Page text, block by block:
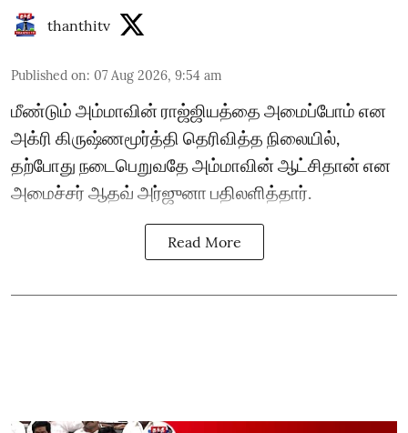
thanthitv
Published on: 07 Aug 2026, 9:54 am
மீண்டும் அம்மாவின் ராஜ்ஜியத்தை அமைப்போம் என
அக்ரி கிருஷ்ணமூர்த்தி தெரிவித்த நிலையில்,
தற்போது நடைபெறுவதே அம்மாவின் ஆட்சிதான் என
அமைச்சர் ஆதவ் அர்ஜுனா பதிலளித்தார்.
Read More